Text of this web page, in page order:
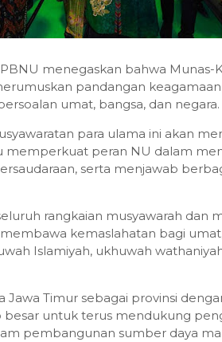
menegaskan bahwa Munas-
pandangan keagamaan
umat, bangsa, dan negara.
para ulama ini akan
memperkuat peran NU dalam
serta menjawab
rangkaian musyawarah dan
kemaslahatan bagi
Islamiyah, ukhuwah
Jawa Timur sebagai provinsi
untuk terus mendukung
pembangunan sumber daya